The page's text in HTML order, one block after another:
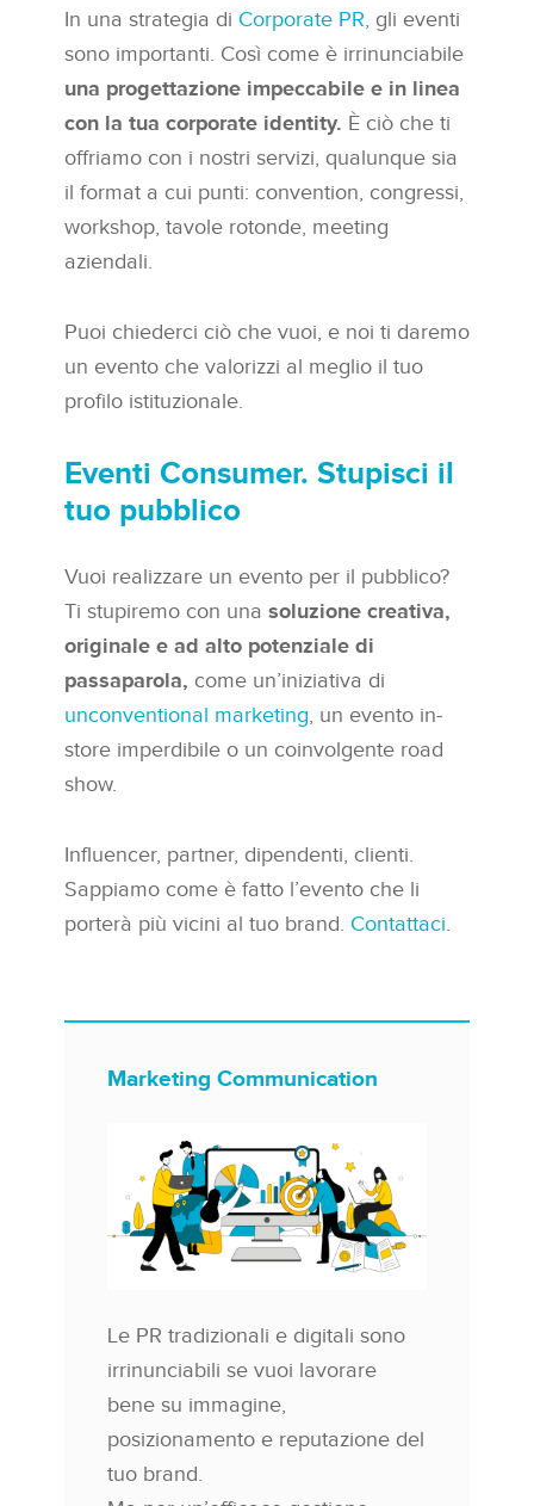
In una strategia di Corporate PR, gli eventi
sono importanti. Così come è irrinunciabile
una progettazione impeccabile e in linea
con la tua corporate identity. È ciò che ti
offriamo con i nostri servizi, qualunque sia
il format a cui punti: convention, congressi,
workshop, tavole rotonde, meeting
aziendali.
Puoi chiederci ciò che vuoi, e noi ti daremo
un evento che valorizzi al meglio il tuo
profilo istituzionale.
Eventi Consumer. Stupisci il
tuo pubblico
Vuoi realizzare un evento per il pubblico?
Ti stupiremo con una soluzione creativa,
originale e ad alto potenziale di
passaparola, come un’iniziativa di
unconventional marketing, un evento in-
store imperdibile o un coinvolgente road
show.
Influencer, partner, dipendenti, clienti.
Sappiamo come è fatto l’evento che li
porterà più vicini al tuo brand. Contattaci.
Marketing Communication
Le PR tradizionali e digitali sono
irrinunciabili se vuoi lavorare
bene su immagine,
posizionamento e reputazione del
tuo brand.